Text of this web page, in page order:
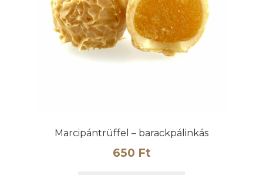
Marcipántrüffel – barackpálinkás
650 Ft